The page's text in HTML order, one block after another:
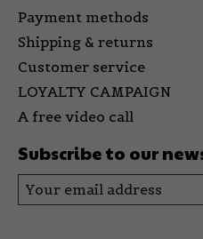
Payment methods
Shipping & returns
Customer service
LOYALTY CAMPAIGN
A free video call
Subscribe to our